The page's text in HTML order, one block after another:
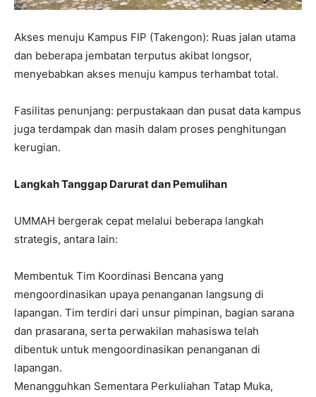
Akses menuju Kampus FIP (Takengon): Ruas jalan utama
dan beberapa jembatan terputus akibat longsor,
menyebabkan akses menuju kampus terhambat total.
Fasilitas penunjang: perpustakaan dan pusat data kampus
juga terdampak dan masih dalam proses penghitungan
kerugian.
Langkah Tanggap Darurat dan Pemulihan
UMMAH bergerak cepat melalui beberapa langkah
strategis, antara lain:
Membentuk Tim Koordinasi Bencana yang
mengoordinasikan upaya penanganan langsung di
lapangan. Tim terdiri dari unsur pimpinan, bagian sarana
dan prasarana, serta perwakilan mahasiswa telah
dibentuk untuk mengoordinasikan penanganan di
lapangan.
Menangguhkan Sementara Perkuliahan Tatap Muka,